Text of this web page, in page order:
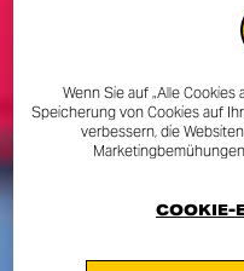
Wenn Sie auf „Alle
Speicherung von Cookies auf
verbessern, die
COOKIE-